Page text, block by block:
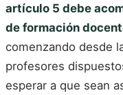
artículo 5 debe
de formación
comenzando desde
profesores
esperar a que sean